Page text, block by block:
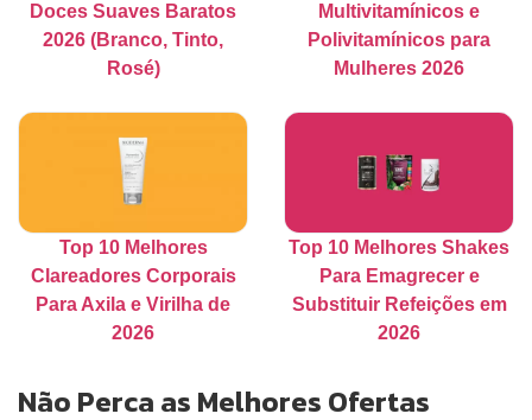
Doces Suaves Baratos
2026 (Branco, Tinto,
Rosé)
Multivitamínicos e
Polivitamínicos para
Mulheres 2026
Top 10 Melhores
Clareadores Corporais
Para Axila e Virilha de
2026
Top 10 Melhores Shakes
Para Emagrecer e
Substituir Refeições em
2026
Não Perca as Melhores Ofertas